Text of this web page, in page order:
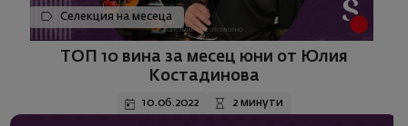
Селекция на месеца
ТОП 10 вина за месец юни от Юлия
Костадинова
10.06.2022 2 минути